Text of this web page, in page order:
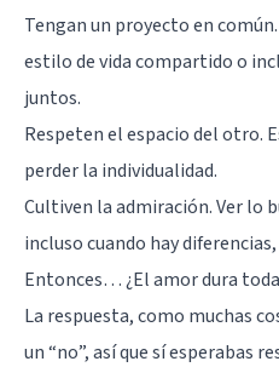
Tengan un proyecto en
estilo de vida compartido o
juntos.
Respeten el espacio del otro.
perder la individualidad.
Cultiven la admiración. Ver lo
incluso cuando hay
Entonces… ¿El amor dura
La respuesta, como muchas
un “no”, así que sí esperabas